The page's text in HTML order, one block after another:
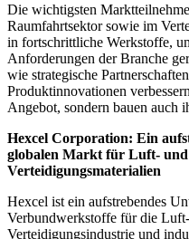
Die wichtigsten
Raumfahrtsektor sowie im
in fortschrittliche Werkstoffe,
Anforderungen der Branche
wie strategische
Produktinnovationen
Angebot, sondern bauen auch
Hexcel Corporation: Ein
globalen Markt für Luft-
Verteidigungsmaterialien
Hexcel ist ein aufstrebendes
Verbundwerkstoffe für die
Verteidigungsindustrie und